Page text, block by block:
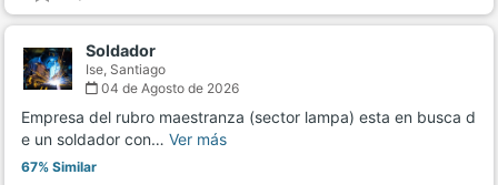
Soldador
Ise, Santiago
04 de Agosto de 2026
Empresa del rubro maestranza (sector lampa) esta en busca d
e un soldador con… Ver más
67% Similar